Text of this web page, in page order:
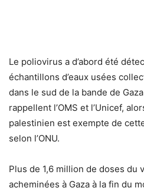
Le poliovirus a d’abord été
échantillons d’eaux usées
dans le sud de la bande de
rappellent l’OMS et l’Unicef,
palestinien est exempte de
selon l’ONU.
Plus de 1,6 million de doses du
acheminées à Gaza à la fin du